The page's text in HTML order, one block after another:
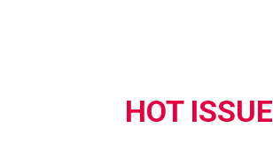
HOT ISSUE